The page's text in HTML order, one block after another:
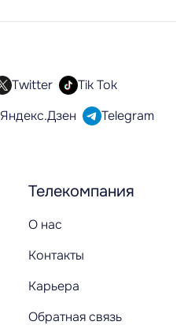
Телекомпания
О нас
Контакты
Карьера
Обратная связь
Twitter
Tik Tok
Яндекс.Дзен
Telegram